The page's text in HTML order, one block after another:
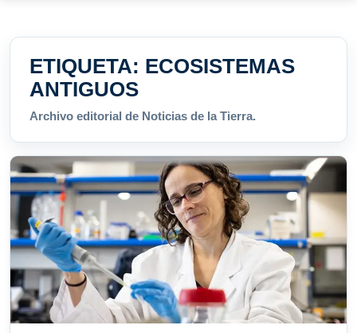
ETIQUETA: ECOSISTEMAS
ANTIGUOS
Archivo editorial de Noticias de la Tierra.